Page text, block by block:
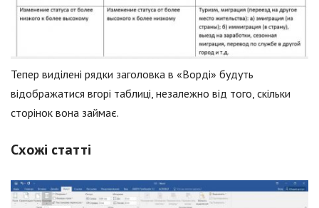
Тепер виділені рядки заголовка в «Ворді» будуть
відображатися вгорі таблиці, незалежно від того, скільки
сторінок вона займає.
Схожі статті